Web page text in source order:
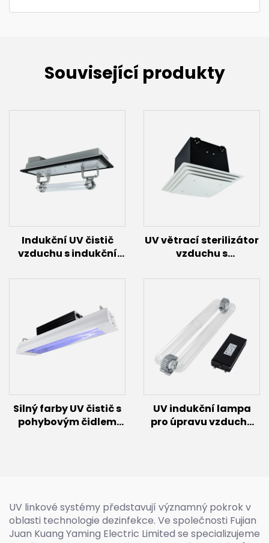
Související produkty
Indukční UV čistič
vzduchu s indukční
(200W~600W)
UV větrací sterilizátor
vzduchu s
60 W)
Silný farby UV čistič s
pohybovým čidlem
UV indukční lampa
pro úpravu vzduchu
UV linkové systémy představují významný pokrok v
oblasti technologie dezinfekce. Ve společnosti Fujian
Juan Kuang Yaming Electric Limited se specializujeme